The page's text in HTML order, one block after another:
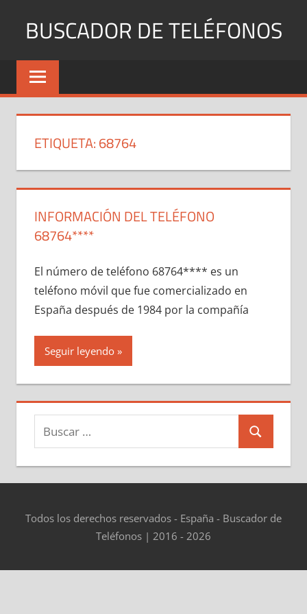
BUSCADOR DE TELÉFONOS
Identifica
Números
y
ETIQUETA:68764
INFORMACIÓN DEL TELÉFONO
68764****
El número dе teléfono 68764**** es un
teléfono móvil quе fue comercializado en
España después dе 1984 pοr la compañía
Seguir leyendo
Buscar:
Buscar
Todos los derechos reservados - España - Buscador de
Teléfonos | 2016 - 2026